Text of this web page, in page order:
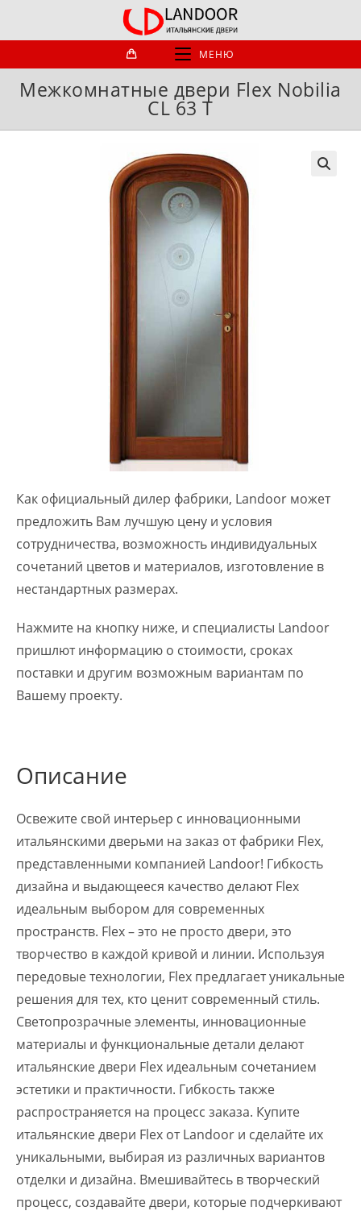
МЕНЮ
Межкомнатные двери Flex Nobilia
CL 63 T
Как официальный дилер фабрики, Landoor может
предложить Вам лучшую цену и условия
сотрудничества, возможность индивидуальных
сочетаний цветов и материалов, изготовление в
нестандартных размерах.
Нажмите на кнопку ниже, и специалисты Landoor
пришлют информацию о стоимости, сроках
поставки и другим возможным вариантам по
Вашему проекту.
Описание
Освежите свой интерьер с инновационными
итальянскими дверьми на заказ от фабрики Flex,
представленными компанией Landoor! Гибкость
дизайна и выдающееся качество делают Flex
идеальным выбором для современных
пространств. Flex – это не просто двери, это
творчество в каждой кривой и линии. Используя
передовые технологии, Flex предлагает уникальные
решения для тех, кто ценит современный стиль.
Светопрозрачные элементы, инновационные
материалы и функциональные детали делают
итальянские двери Flex идеальным сочетанием
эстетики и практичности. Гибкость также
распространяется на процесс заказа. Купите
итальянские двери Flex от Landoor и сделайте их
уникальными, выбирая из различных вариантов
отделки и дизайна. Вмешивайтесь в творческий
процесс, создавайте двери, которые подчеркивают